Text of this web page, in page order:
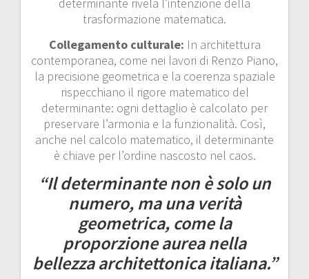
trasformazione matematica.
Collegamento culturale: In architettura
contemporanea, come nei lavori di Renzo Piano,
la precisione geometrica e la coerenza spaziale
rispecchiano il rigore matematico del
determinante: ogni dettaglio è calcolato per
preservare l’armonia e la funzionalità. Così,
anche nel calcolo matematico, il determinante
è chiave per l’ordine nascosto nel caos.
“Il determinante non è solo un
numero, ma una verità
geometrica, come la
proporzione aurea nella
bellezza architettonica italiana.”